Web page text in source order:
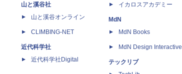
山と溪谷社
山と溪谷オンライン
CLIMBING-NET
近代科学社
近代科学社Digital
イカロスアカデミー
MdN
MdN Books
MdN Design Interactive
テックリブ